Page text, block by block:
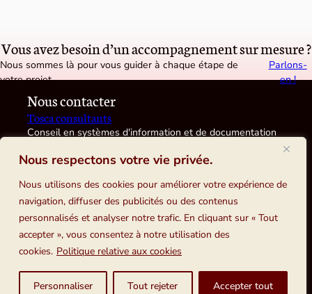
Nous respectons votre vie privée.
Nous utilisons des cookies pour améliorer votre expérience de
navigation, diffuser des publicités ou des contenus
personnalisés et analyser notre trafic. En cliquant sur « Tout
accepter », vous consentez à notre utilisation des
cookies. Politique relative aux cookies
Personnaliser Tout rejeter Accepter tout
Vous avez besoin d’un accompagnement sur mesure ?
Nous sommes là pour vous guider à chaque étape de
votre projet.
Parlons-
en !
Nous contacter
Tosca consultants
Conseil en systèmes d'information et de documentation
Confidentialité
Politique de confidentialité